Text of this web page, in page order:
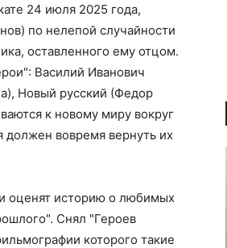
24 июля 2025 года,
по нелепой случайности
оставленного ему отцом.
Василий Иванович
Новый русский (Федор
к новому миру вокруг
должен вовремя вернуть их
оценят историю о любимых
Снял "Героев
которого такие